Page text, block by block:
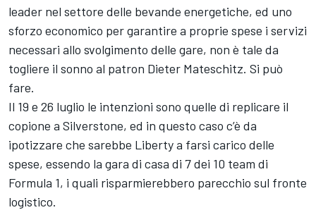
leader nel settore delle bevande energetiche, ed uno
sforzo economico per garantire a proprie spese i servizi
necessari allo svolgimento delle gare, non è tale da
togliere il sonno al patron Dieter Mateschitz. Si può
fare.
Il 19 e 26 luglio le intenzioni sono quelle di replicare il
copione a Silverstone, ed in questo caso c’è da
ipotizzare che sarebbe Liberty a farsi carico delle
spese, essendo la gara di casa di 7 dei 10 team di
Formula 1, i quali risparmierebbero parecchio sul fronte
logistico.